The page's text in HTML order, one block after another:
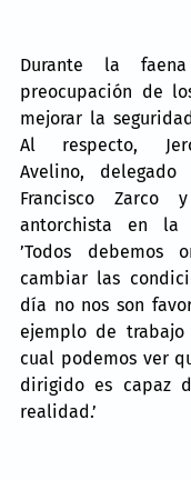
Durante la
preocupación de
mejorar la
Al respecto,
Avelino,
Francisco Zarco
antorchista en la
’Todos debemos
cambiar las
día no nos son
ejemplo de
cual podemos ver
dirigido es capaz
realidad.’